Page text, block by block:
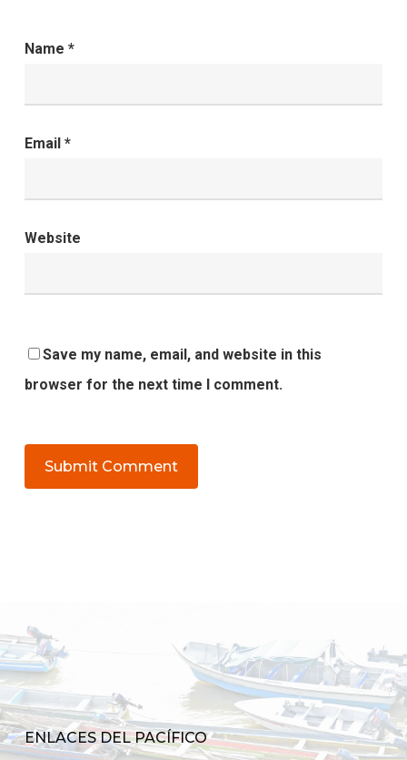
Name *
Email *
Website
Save my name, email, and website in this
browser for the next time I comment.
ENLACES DEL PACÍFICO